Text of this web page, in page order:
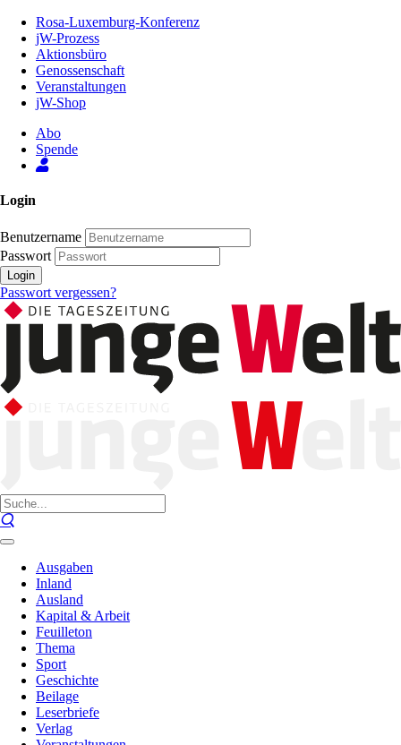
Inhalt
Seite
Rosa-Luxemburg-Konferenz
jW-Prozess
Aktionsbüro
Genossenschaft
Veranstaltungen
jW-Shop
Abo
Spende
Login
Benutzername
Passwort
Login
Passwort vergessen?
Ausgaben
Inland
Ausland
Kapital & Arbeit
Feuilleton
Thema
Sport
Geschichte
Beilage
Leserbriefe
Verlag